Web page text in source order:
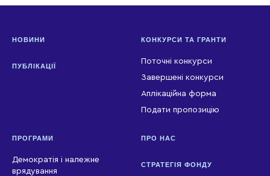
НОВИНИ
ПУБЛІКАЦІЇ
КОНКУРСИ ТА ГРАНТИ
Поточні конкурси
Завершені конкурси
Аплікаційна форма
Подати пропозицію
ПРОГРАМИ
Демократія і належне
врядування
ПРО НАС
СТРАТЕГІЯ ФОНДУ